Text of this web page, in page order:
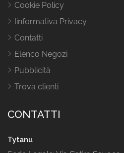
Cookie Policy
Iinformativa Privacy
Contatti
Elenco Negozi
Pubblicità
Trova clienti
CONTATTI
Tytanu